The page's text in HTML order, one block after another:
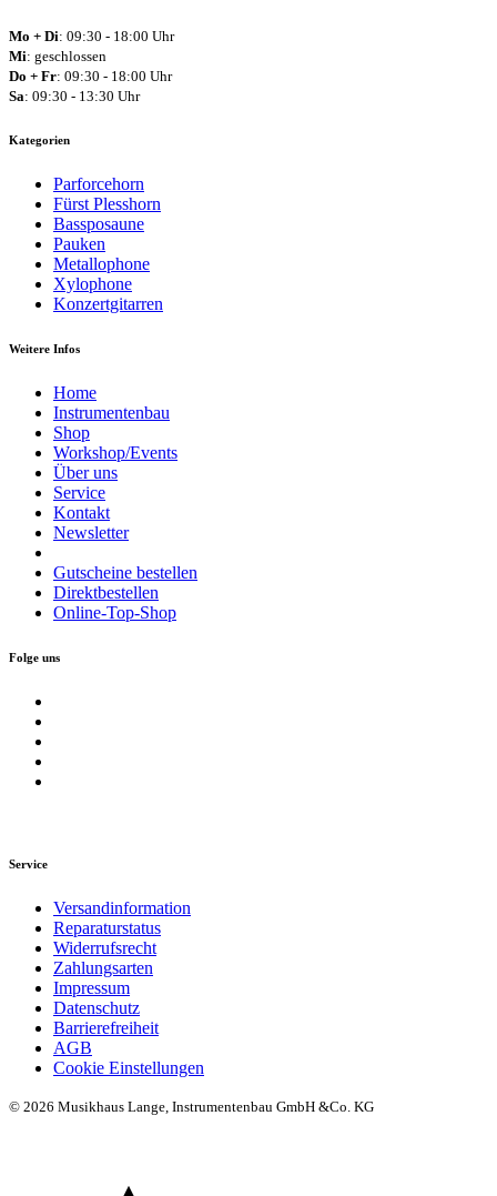
Mo + Di: 09:30 - 18:00 Uhr
Mi: geschlossen
Do + Fr: 09:30 - 18:00 Uhr
Sa: 09:30 - 13:30 Uhr
Kategorien
Parforcehorn
Fürst Plesshorn
Bassposaune
Pauken
Metallophone
Xylophone
Konzertgitarren
Weitere Infos
Home
Instrumentenbau
Shop
Workshop/Events
Über uns
Service
Kontakt
Newsletter
Gutscheine bestellen
Direktbestellen
Online-Top-Shop
Folge uns
Service
Versandinformation
Reparaturstatus
Widerrufsrecht
Zahlungsarten
Impressum
Datenschutz
Barrierefreiheit
AGB
Cookie Einstellungen
© 2026 Musikhaus Lange, Instrumentenbau GmbH &Co. KG